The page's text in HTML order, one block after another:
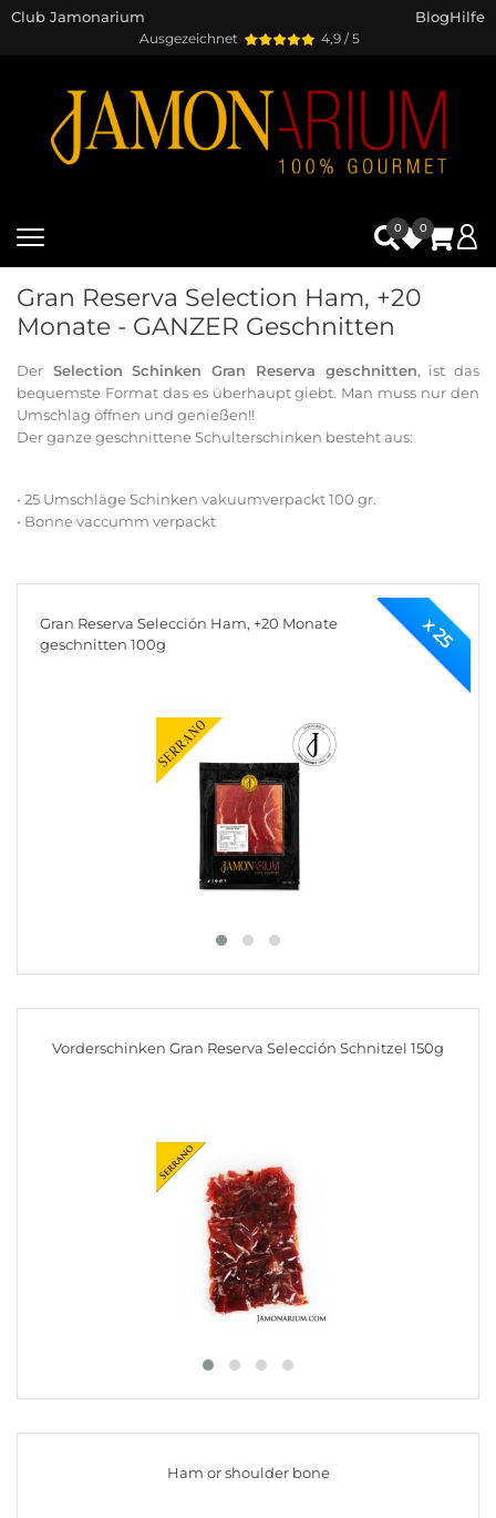
Ausgezeichnet 4,9 / 5
Club Jamonarium BlogHilfe
0 0
Gran Reserva Selection Ham, +20
Monate - GANZER Geschnitten
Der Selection Schinken Gran Reserva geschnitten, ist das
bequemste Format das es überhaupt giebt. Man muss nur den
Umschlag öffnen und genießen!!
Der ganze geschnittene Schulterschinken besteht aus:
• 25 Umschläge Schinken vakuumverpackt 100 gr.
• Bonne vaccumm verpackt
x 25
Gran Reserva Selección Ham, +20 Monate
geschnitten 100g
Vorderschinken Gran Reserva Selección Schnitzel 150g
Ham or shoulder bone